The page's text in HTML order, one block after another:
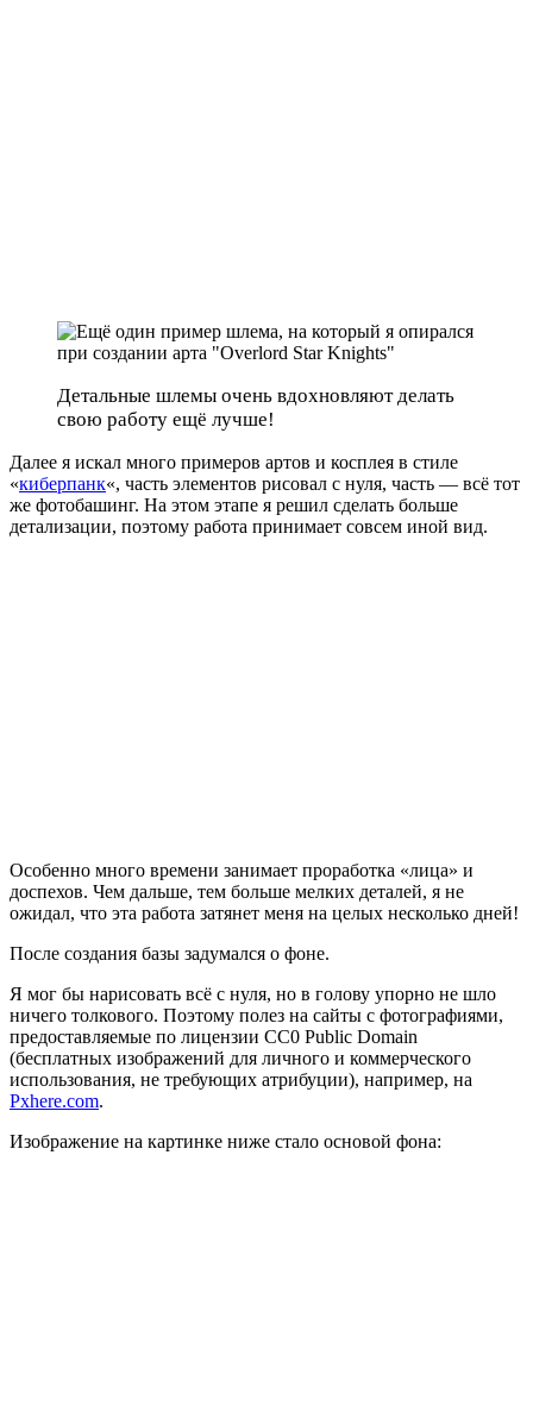
Детальные шлемы очень вдохновляют делать
свою работу ещё лучше!
Далее я искал много примеров артов и косплея в стиле
«киберпанк«, часть элементов рисовал с нуля, часть — всё тот
же фотобашинг. На этом этапе я решил сделать больше
детализации, поэтому работа принимает совсем иной вид.
Особенно много времени занимает проработка «лица» и
доспехов. Чем дальше, тем больше мелких деталей, я не
ожидал, что эта работа затянет меня на целых несколько дней!
После создания базы задумался о фоне.
Я мог бы нарисовать всё с нуля, но в голову упорно не шло
ничего толкового. Поэтому полез на сайты с фотографиями,
предоставляемые по лицензии CC0 Public Domain
(бесплатных изображений для личного и коммерческого
использования, не требующих атрибуции), например, на
Pxhere.com.
Изображение на картинке ниже стало основой фона: